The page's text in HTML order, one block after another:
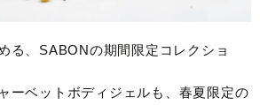
る、SABONの期間限定コレクショ
ーベットボディジェルも、春夏限定の